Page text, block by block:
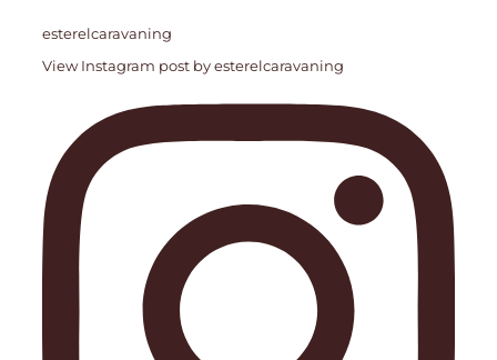
esterelcaravaning
View Instagram post by esterelcaravaning